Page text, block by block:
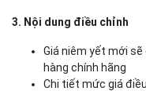
3. Nội dung điều chỉnh
Giá niêm yết mới
hàng chính hãng
Chi tiết mức giá